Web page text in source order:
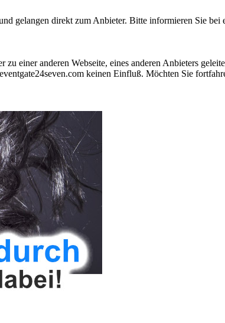
gelangen direkt zum Anbieter. Bitte informieren Sie
einer anderen Webseite, eines anderen Anbieters
keinen Einfluß. Möchten Sie